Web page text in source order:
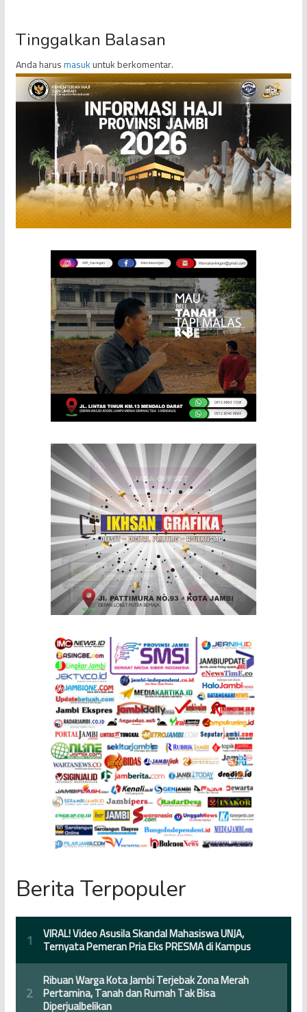
Tinggalkan Balasan
Anda harusmasukuntuk berkomentar.
Berita Terpopuler